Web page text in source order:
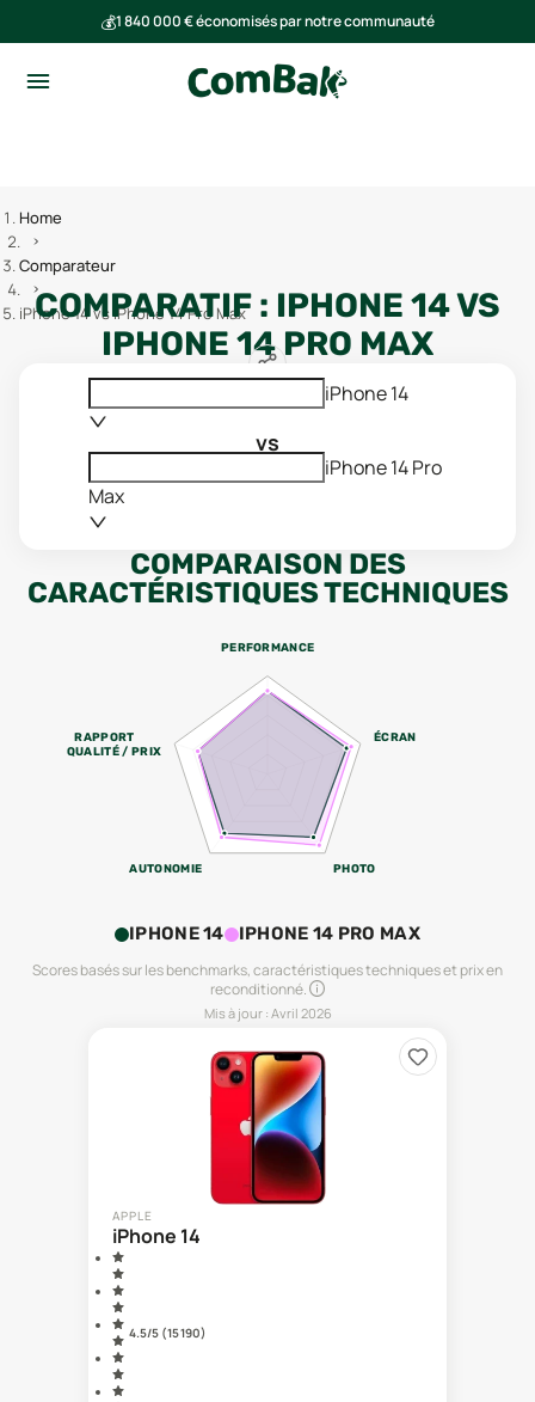
💰1 840 000 € économisés par notre communauté
Home
Comparateur
iPhone 14 vs iPhone 14 Pro Max
COMPARATIF : IPHONE 14VS
IPHONE 14 PRO MAX
iPhone 14
vs
iPhone 14 Pro
Max
COMPARAISON DES
CARACTÉRISTIQUES TECHNIQUES
PERFORMANCE
ÉCRAN
PHOTO
AUTONOMIE
RAPPORT
QUALITÉ / PRIX
IPHONE 14 IPHONE 14 PRO MAX
Scores basés sur les benchmarks, caractéristiques techniques et prix en
reconditionné.
Mis à jour : Avril 2026
APPLE
iPhone 14
4.5/5 (15 190)